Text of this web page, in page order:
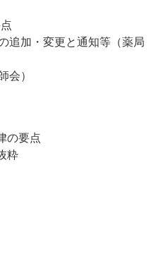
追加・変更と通知等（薬局
会）
の要点
粋